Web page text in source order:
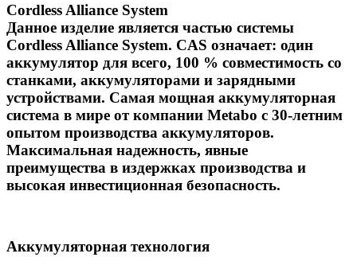
Cordless Alliance System
Данное изделие является частью системы
Cordless Alliance System. CAS означает: один
аккумулятор для всего, 100 % совместимость со
станками, аккумуляторами и зарядными
устройствами. Самая мощная аккумуляторная
система в мире от компании Metabo с 30-летним
опытом производства аккумуляторов.
Максимальная надежность, явные
преимущества в издержках производства и
высокая инвестиционная безопасность.
Аккумуляторная технология